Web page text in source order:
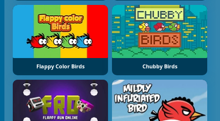
Flappy Color Birds Chubby Birds